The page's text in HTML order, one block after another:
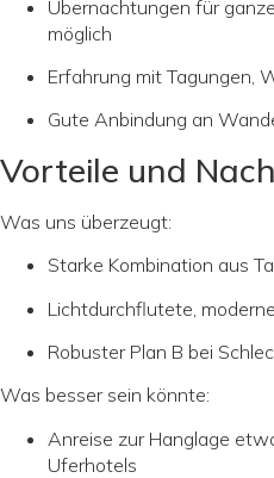
Übernachtungen für
möglich
Erfahrung mit Tagungen,
Gute Anbindung an
Vorteile und
Was uns überzeugt:
Starke Kombination aus
Lichtdurchflutete,
Robuster Plan B bei
Was besser sein könnte:
Anreise zur Hanglage
Uferhotels